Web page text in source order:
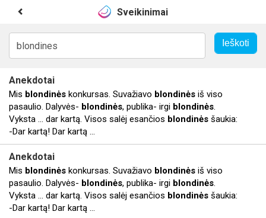
Sveikinimai
Anekdotai
Mis blondinės konkursas. Suvažiavo blondinės iš viso
pasaulio. Dalyvės- blondinės, publika- irgi blondinės.
Vyksta ... dar kartą. Visos salėj esančios blondinės šaukia:
-Dar kartą! Dar kartą ...
Anekdotai
Mis blondinės konkursas. Suvažiavo blondinės iš viso
pasaulio. Dalyvės- blondinės, publika- irgi blondinės.
Vyksta ... dar kartą. Visos salėj esančios blondinės šaukia:
-Dar kartą! Dar kartą ...